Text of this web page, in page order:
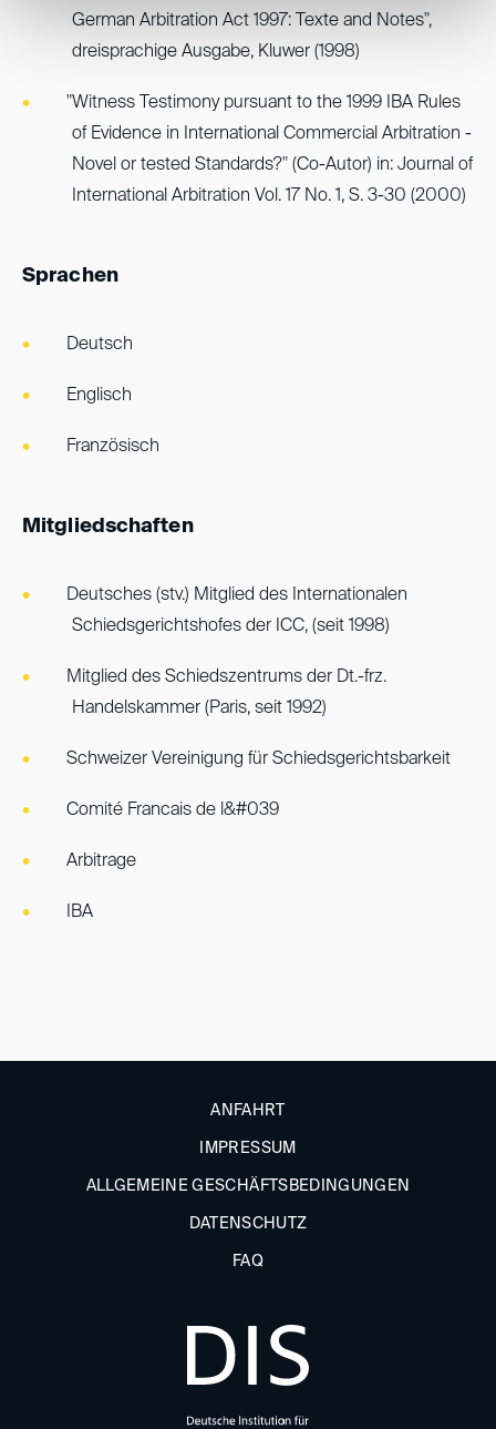
German Arbitration Act 1997: Texte and Notes",
dreisprachige Ausgabe, Kluwer (1998)
"Witness Testimony pursuant to the 1999 IBA Rules
of Evidence in International Commercial Arbitration -
Novel or tested Standards?" (Co-Autor) in: Journal of
International Arbitration Vol. 17 No. 1, S. 3-30 (2000)
Sprachen
Deutsch
Englisch
Französisch
Mitgliedschaften
Deutsches (stv.) Mitglied des Internationalen
Schiedsgerichtshofes der ICC, (seit 1998)
Mitglied des Schiedszentrums der Dt.-frz.
Handelskammer (Paris, seit 1992)
Schweizer Vereinigung für Schiedsgerichtsbarkeit
Comité Francais de l&#039
Arbitrage
IBA
ANFAHRT
IMPRESSUM
ALLGEMEINE GESCHÄFTSBEDINGUNGEN
DATENSCHUTZ
FAQ